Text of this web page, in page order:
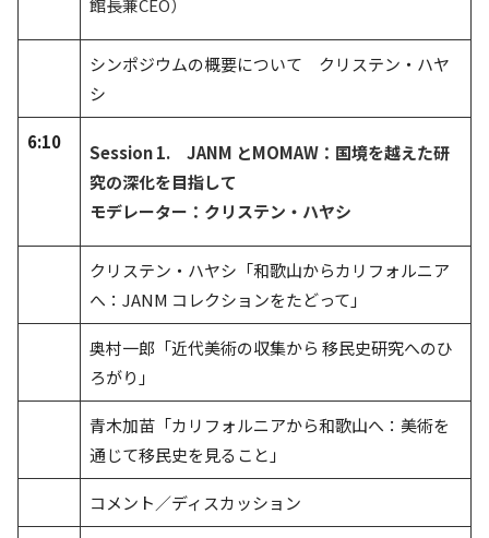
館長兼CEO）
シンポジウムの概要について クリステン・ハヤ
シ
6:10
Session 1. JANM とMOMAW：国境を越えた研
究の深化を目指して
モデレーター：クリステン・ハヤシ
クリステン・ハヤシ「和歌山からカリフォルニア
へ：JANM コレクションをたどって」
奥村一郎「近代美術の収集から 移民史研究へのひ
ろがり」
青木加苗「カリフォルニアから和歌山へ：美術を
通じて移民史を見ること」
コメント／ディスカッション